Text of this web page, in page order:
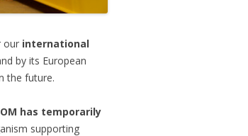
our international
by its European
the future.
has temporarily
supporting